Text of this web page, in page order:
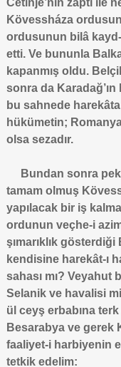
Cetinje’nin zaptı ile
Kövessháza
ordusunun bilâ
etti. Ve bununla
kapanmış oldu.
sonra da
bu sahnede
hükümetin;
olsa sezadır.
Bundan sonra pek
tamam olmuş
yapılacak bir iş
ordunun veçhe-i
şımarıklık
kendisine harekât-ı
sahası mı? Veyahut
Selanik ve havalisi
ül ceyş erbabına
Besarabya ve gerek
faaliyet-i harbiyenin
tetkik edelim: